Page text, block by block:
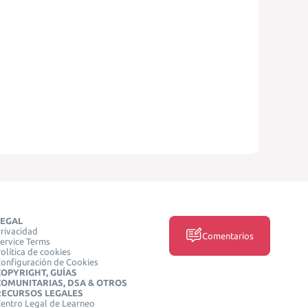
Terms
de cookies
de Cookies
GUÍAS
DSA & OTROS
LEGALES
Legal de Learneo
Comentarios